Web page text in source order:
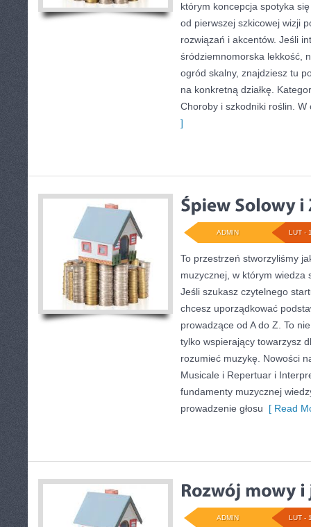
którym koncepcja spotyka
od pierwszej szkicowej wizji
rozwiązań i akcentów. Jeśli
śródziemnomorska lekkość,
ogród skalny, znajdziesz tu
na konkretną działkę.
Choroby i szkodniki roślin. W
]
LUT -
ADMIN
To przestrzeń stworzyliśmy
muzycznej, w którym wiedza
Jeśli szukasz czytelnego
chcesz uporządkować
prowadzące od A do Z. To
tylko wspierający towarzysz
rozumieć muzykę. Nowości
Musicale i Repertuar i
fundamenty muzycznej
prowadzenie głosu [ Read
LUT -
ADMIN